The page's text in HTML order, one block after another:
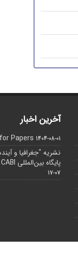
آخرین اخبار
Papers 1404-08-01
نشریه "جغرافیا و
پایگاه بین‌المللی CABI نمایه شده است.
07-17